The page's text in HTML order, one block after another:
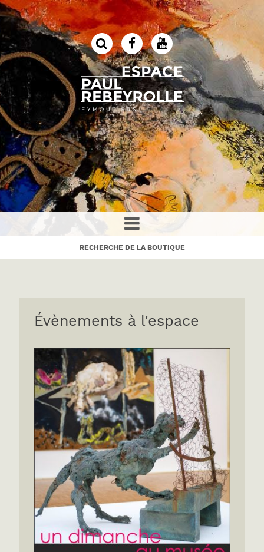
RECHERCHE DE LA BOUTIQUE
Évènements à l'espace